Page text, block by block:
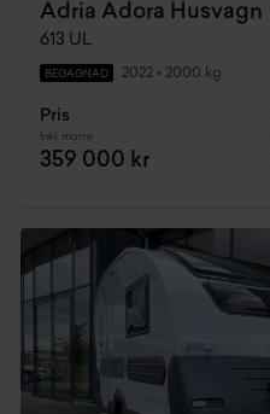
Adria Adora Husvagn
613 UL
BEGAGNAD 2022 • 2000 kg
Pris
Inkl. moms
359 000 kr